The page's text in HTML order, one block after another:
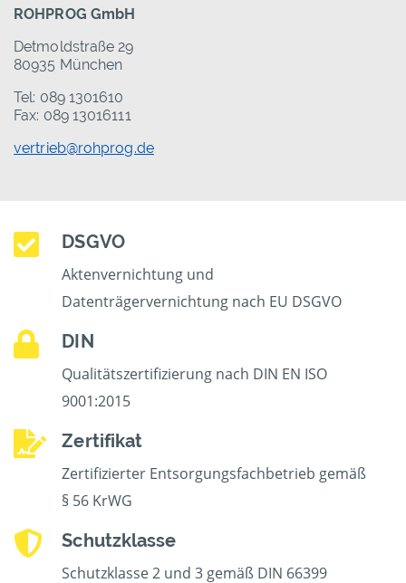
ROHPROG GmbH
Detmoldstraße 29
80935 München
Tel: 089 1301610
Fax: 089 13016111
vertrieb@rohprog.de
DSGVO
Aktenvernichtung und
Datenträgervernichtung nach EU DSGVO
DIN
Qualitätszertifizierung nach DIN EN ISO
9001:2015
Zertifikat
Zertifizierter Entsorgungsfachbetrieb gemäß
§ 56 KrWG
Schutzklasse
Schutzklasse 2 und 3 gemäß DIN 66399